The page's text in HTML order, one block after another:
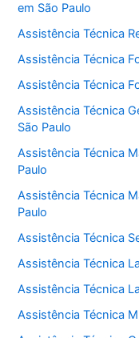
em São Paulo
Assistência Técnica
Assistência Técnica
Assistência Técnica
Assistência Técnica
São Paulo
Assistência Técnica
Paulo
Assistência Técnica
Paulo
Assistência Técnica
Assistência Técnica
Assistência Técnica
Assistência Técnica